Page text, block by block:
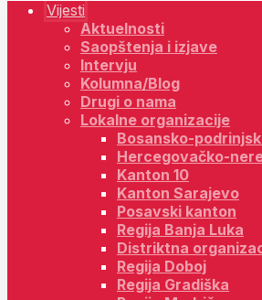
Vijesti
Aktuelnosti
Saopštenja i izjave
Intervju
Kolumna/Blog
Drugi o nama
Lokalne organizacije
Bosansko-
Hercegovačko-
Kanton 10
Kanton Sarajevo
Posavski kanton
Regija Banja Luka
Distriktna
Regija Doboj
Regija Gradiška